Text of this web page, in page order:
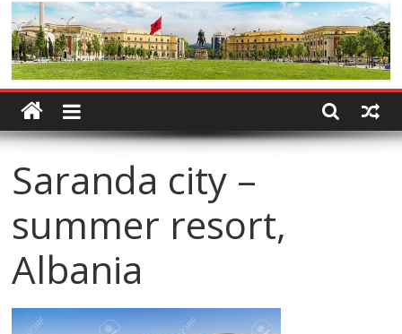
Saranda city –
summer resort,
Albania